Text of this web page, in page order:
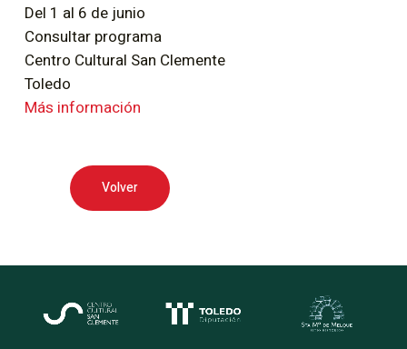
Del 1 al 6 de junio
Consultar programa
Centro Cultural San Clemente
Toledo
Más información
Volver